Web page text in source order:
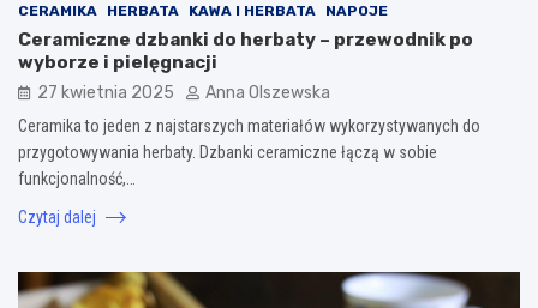
CERAMIKA HERBATA KAWA I HERBATA NAPOJE
Ceramiczne dzbanki do herbaty – przewodnik po
wyborze i pielęgnacji
27 kwietnia 2025 Anna Olszewska
Ceramika to jeden z najstarszych materiałów wykorzystywanych do
przygotowywania herbaty. Dzbanki ceramiczne łączą w sobie
funkcjonalność,…
Czytaj dalej